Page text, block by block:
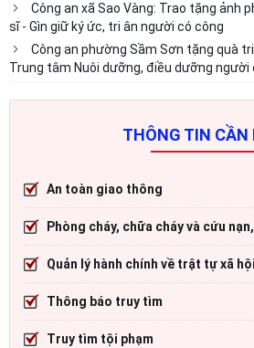
Công an xã Sao Vàng: Trao tặng ảnh
sĩ - Gìn giữ ký ức, tri ân người có công
Công an phường Sầm Sơn tặng quà
Trung tâm Nuôi dưỡng, điều dưỡng người
THÔNG TIN CẦN
An toàn giao thông
Phòng cháy, chữa cháy và cứu
Quản lý hành chính về trật tự xã hội
Thông báo truy tìm
Truy tìm tội phạm